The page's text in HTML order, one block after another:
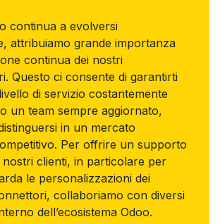
continua a evolversi
attribuiamo grande importanza
continua dei nostri
Questo ci consente di garantirti
di servizio costantemente
un team sempre aggiornato,
in un mercato
Per offrire un supporto
clienti, in particolare per
le personalizzazioni dei
collaboriamo con diversi
dell’ecosistema Odoo.